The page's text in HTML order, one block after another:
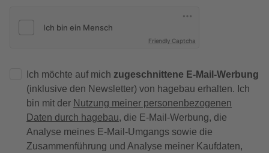
Friendly Captcha
Ich möchte auf mich zugeschnittene E-Mail-Werbung
(inklusive den Newsletter) von hagebau erhalten. Ich
bin mit der Nutzung meiner personenbezogenen
Daten durch hagebau, die E-Mail-Werbung, die
Analyse meines E-Mail-Umgangs sowie die
Zusammenführung und Analyse meiner Kaufdaten,